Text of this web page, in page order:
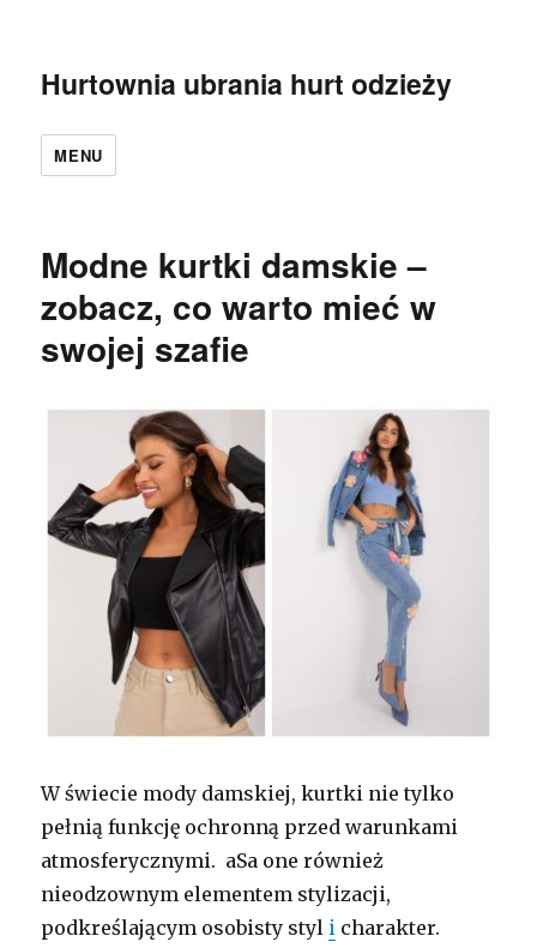
Hurtownia ubrania hurt odzieży
MENU
Modne kurtki damskie –
zobacz, co warto mieć w
swojej szafie
W świecie mody damskiej, kurtki nie tylko
pełnią funkcję ochronną przed warunkami
atmosferycznymi. aSa one również
nieodzownym elementem stylizacji,
podkreślającym osobisty styl i charakter.